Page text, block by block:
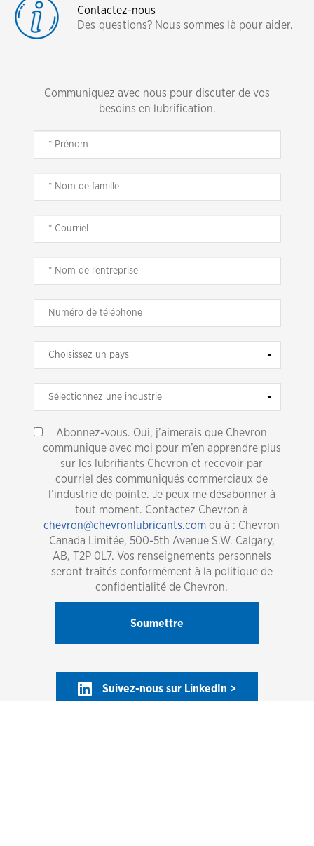
Contactez-nous
Des questions? Nous sommes là pour aider.
Communiquez avec nous pour discuter de vos
besoins en lubrification.
Abonnez-vous. Oui, j’aimerais que Chevron
communique avec moi pour m’en apprendre plus
sur les lubrifiants Chevron et recevoir par
courriel des communiqués commerciaux de
l’industrie de pointe. Je peux me désabonner à
tout moment. Contactez Chevron à
chevron@chevronlubricants.com ou à : Chevron
Canada Limitée, 500-5th Avenue S.W. Calgary,
AB, T2P 0L7. Vos renseignements personnels
seront traités conformément à la politique de
confidentialité de Chevron.
Suivez-nous sur LinkedIn >